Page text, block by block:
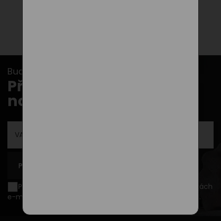
Buďte v obraze s našimi newslettery...
Přihlašte se k odběru
novinek
PŘIHLÁSIT SE K ODBĚRU
Přeji si být informován o novinkách a akčních nabídkách
e-mailem a souhlasím se
.